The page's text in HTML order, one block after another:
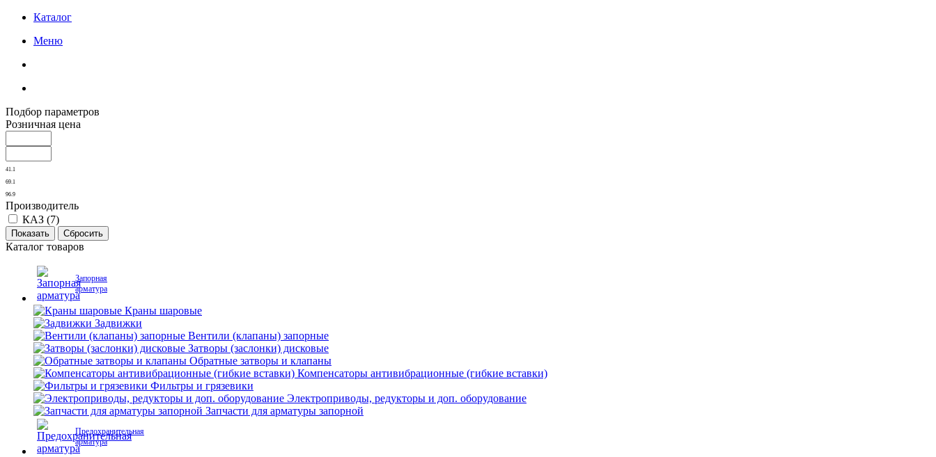
Каталог
Меню
Подбор параметров
Розничная цена
41.1
69.1
96.9
Производитель
КАЗ (7)
Каталог товаров
Запорная
арматура
Краны шаровые
Задвижки
Вентили (клапаны) запорные
Затворы (заслонки) дисковые
Обратные затворы и клапаны
Компенсаторы антивибрационные (гибкие вставки)
Фильтры и грязевики
Электроприводы, редукторы и доп. оборудование
Запчасти для арматуры запорной
Предохранительная
арматура